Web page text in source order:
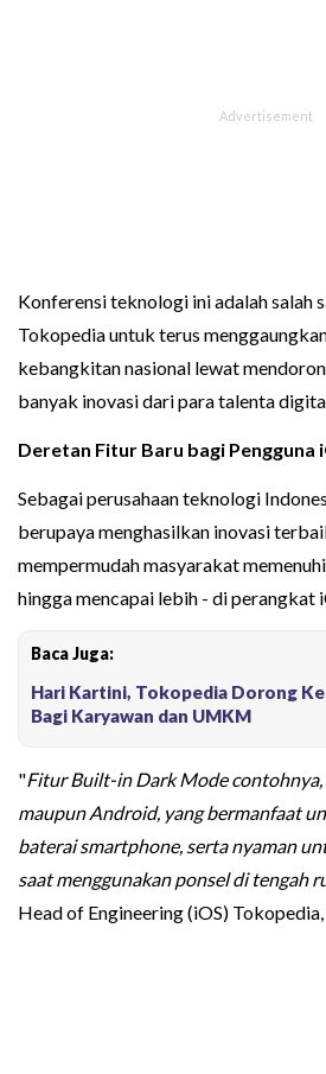
Konferensi teknologi ini adalah salah
Tokopedia untuk terus
kebangkitan nasional lewat
banyak inovasi dari para talenta
Deretan Fitur Baru bagi Pengguna
Sebagai perusahaan teknologi
berupaya menghasilkan inovasi
mempermudah masyarakat
hingga mencapai lebih - di perangkat
Baca Juga:
Hari Kartini, Tokopedia Dorong
Bagi Karyawan dan UMKM
"Fitur Built-in Dark Mode contohnya,
maupun Android, yang bermanfaat
baterai smartphone, serta nyaman
saat menggunakan ponsel di tengah
Head of Engineering (iOS) Tokopedia,